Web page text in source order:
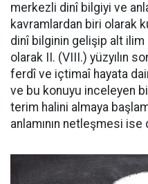
merkezli dinî bilgiyi ve
kavramlardan biri olarak
dinî bilginin gelişip alt ilim
olarak II. (VIII.) yüzyılın
ferdî ve içtimaî hayata
ve bu konuyu inceleyen
terim halini almaya
anlamının netleşmesi ise